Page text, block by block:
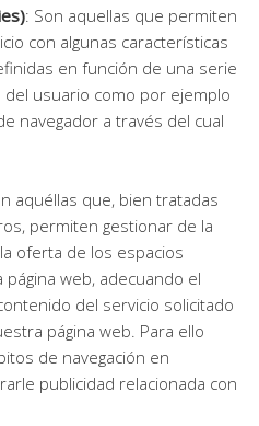
: Son aquellas que permiten
con algunas características
en función de una serie
usuario como por ejemplo
navegador a través del cual
aquéllas que, bien tratadas
permiten gestionar de la
oferta de los espacios
web, adecuando el
del servicio solicitado
página web. Para ello
de navegación en
publicidad relacionada con